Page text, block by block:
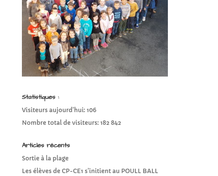
Statistiques :
Visiteurs aujourd’hui: 106
Nombre total de visiteurs: 182 842
Articles récents
Sortie à la plage
Les élèves de CP-CE1 s’initient au POULL BALL